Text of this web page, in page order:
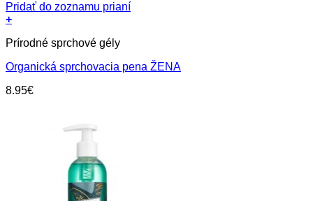
Pridať do zoznamu prianí
+
Prírodné sprchové gély
Organická sprchovacia pena ŽENA
8.95€